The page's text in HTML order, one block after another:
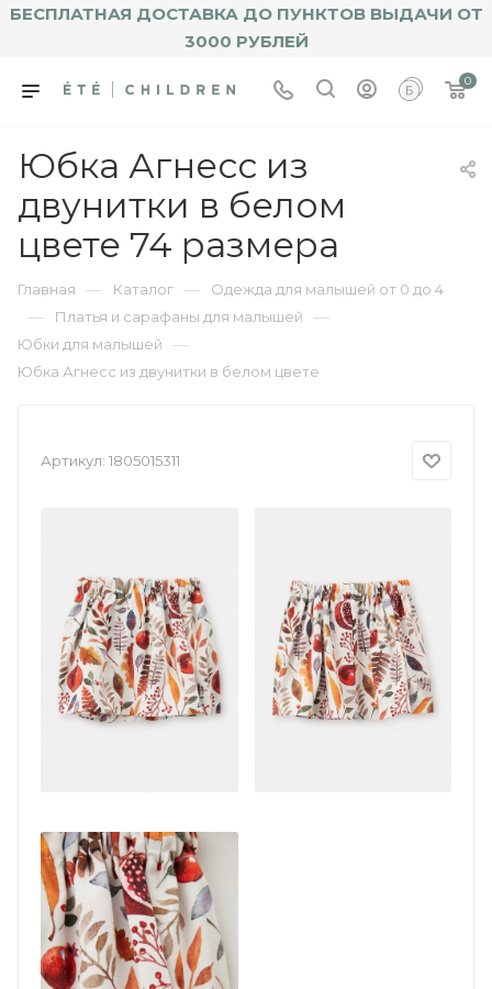
БЕСПЛАТНАЯ ДОСТАВКА ДО ПУНКТОВ ВЫДАЧИ ОТ
3000 РУБЛЕЙ
0
Юбка Агнесс из
двунитки в белом
цвете 74 размера
Главная — Каталог — Одежда для малышей от 0 до 4
— Платья и сарафаны для малышей —
Юбки для малышей —
Юбка Агнесс из двунитки в белом цвете
Артикул: 1805015311